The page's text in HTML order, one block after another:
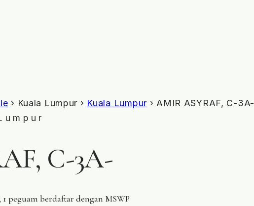
› Kuala Lumpur › Kuala Lumpur › AMIR ASYRAF, C-3A-
C-3A-
peguam berdaftar dengan MSWP